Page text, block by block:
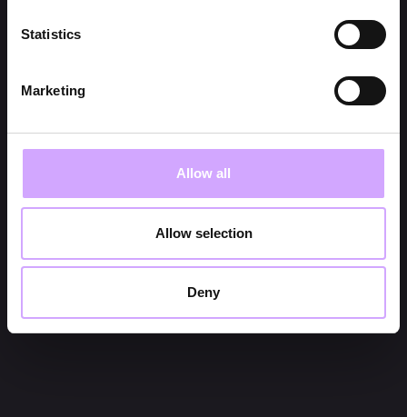
Statistics
Marketing
Allow all
Allow selection
Deny